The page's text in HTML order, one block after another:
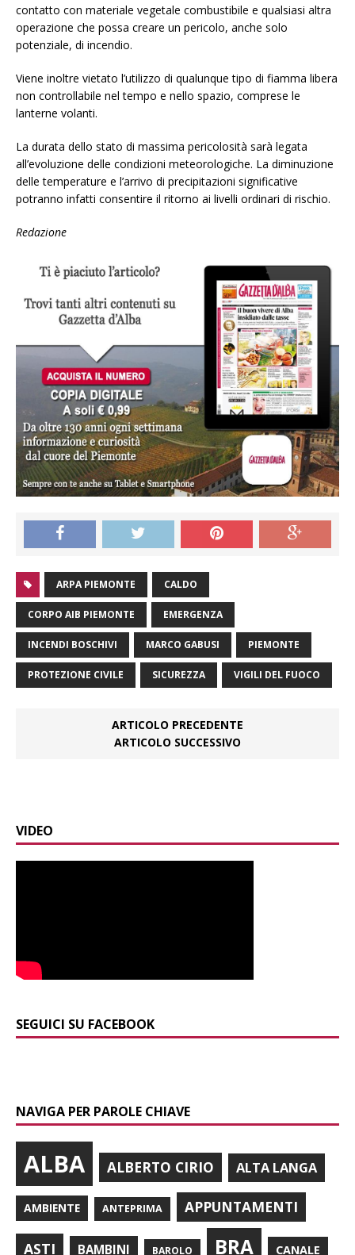
contatto con materiale vegetale combustibile e qualsiasi altra
operazione che possa creare un pericolo, anche solo
potenziale, di incendio.
Viene inoltre vietato l’utilizzo di qualunque tipo di fiamma libera
non controllabile nel tempo e nello spazio, comprese le
lanterne volanti.
La durata dello stato di massima pericolosità sarà legata
all’evoluzione delle condizioni meteorologiche. La diminuzione
delle temperature e l’arrivo di precipitazioni significative
potranno infatti consentire il ritorno ai livelli ordinari di rischio.
Redazione
ARPA PIEMONTE CALDO
CORPO AIB PIEMONTE EMERGENZA
INCENDI BOSCHIVI MARCO GABUSI PIEMONTE
PROTEZIONE CIVILE SICUREZZA VIGILI DEL FUOCO
ARTICOLO PRECEDENTE
ARTICOLO SUCCESSIVO
VIDEO
SEGUICI SU FACEBOOK
NAVIGA PER PAROLE CHIAVE
ALBA ALBERTO CIRIO ALTA LANGA
AMBIENTE ANTEPRIMA APPUNTAMENTI
ASTI BAMBINI BAROLO BRA CANALE